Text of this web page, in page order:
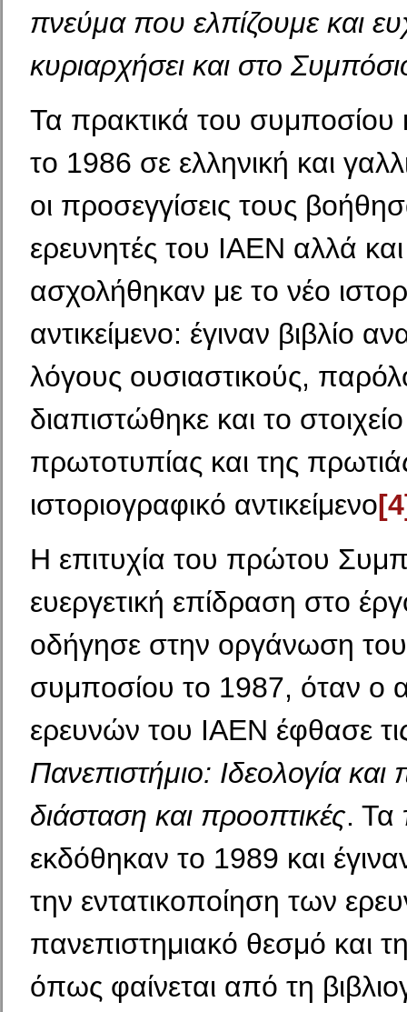
πνεύμα που ελπίζουμε και
κυριαρχήσει και στο
Τα πρακτικά του
το 1986 σε ελληνική και
οι προσεγγίσεις τους
ερευνητές του ΙΑΕΝ αλλά
ασχολήθηκαν με το νέο
αντικείμενο: έγιναν βιβλίο
λόγους ουσιαστικούς,
διαπιστώθηκε και το
πρωτοτυπίας και της
ιστοριογραφικό αντικείμενο
Η επιτυχία του πρώτου
ευεργετική επίδραση στο
οδήγησε στην οργάνωση
συμποσίου το 1987, όταν ο
ερευνών του ΙΑΕΝ έφθασε
Πανεπιστήμιο: Ιδεολογία και
διάσταση και προοπτικές. Τα
εκδόθηκαν το 1989 και
την εντατικοποίηση των
πανεπιστημιακό θεσμό και
όπως φαίνεται από τη